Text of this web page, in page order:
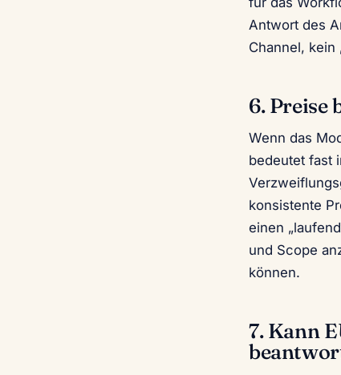
Antwort des
Channel, kein
6. Preise
Wenn das
bedeutet fast
konsistente
einen
und Scope
können.
7. Kann